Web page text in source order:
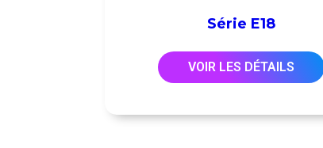
Série E18
VOIR LES DÉTAILS